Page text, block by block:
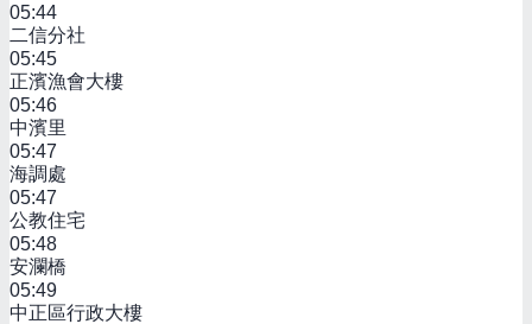
05:44
二信分社
05:45
正濱漁會大樓
05:46
中濱里
05:47
海調處
05:47
公教住宅
05:48
安瀾橋
05:49
中正區行政大樓